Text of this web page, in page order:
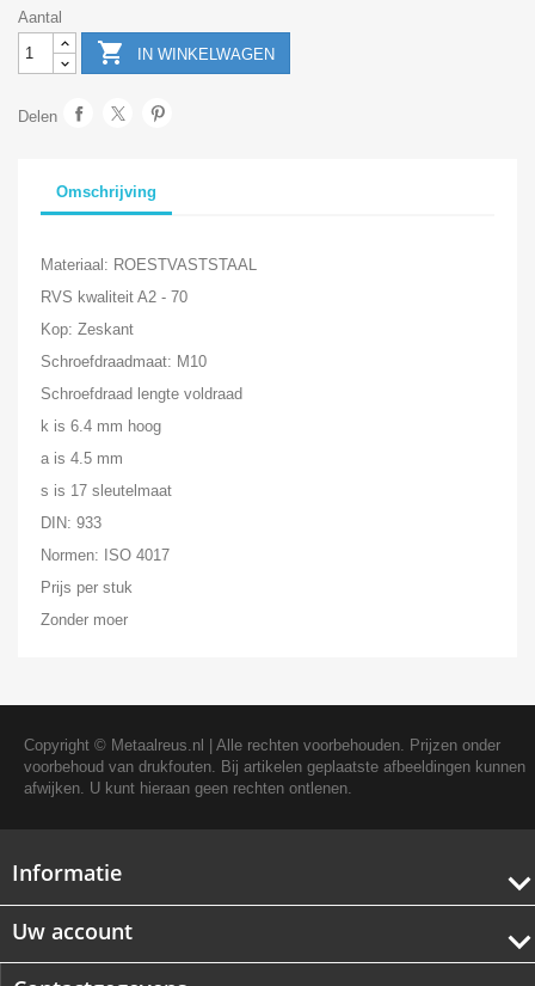
Aantal
 IN WINKELWAGEN
Delen
Omschrijving
Materiaal: ROESTVASTSTAAL
RVS kwaliteit A2 - 70
Kop: Zeskant
Schroefdraadmaat: M10
Schroefdraad lengte voldraad
k is 6.4 mm hoog
a is 4.5 mm
s is 17 sleutelmaat
DIN: 933
Normen: ISO 4017
Prijs per stuk
Zonder moer
Copyright © Metaalreus.nl
| Alle rechten voorbehouden. Prijzen onder
voorbehoud van drukfouten. Bij artikelen geplaatste afbeeldingen kunnen
afwijken. U kunt hieraan geen rechten ontlenen.
Informatie
Uw account